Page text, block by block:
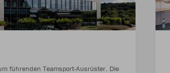
führenden Teamsport-Ausrüster. Die